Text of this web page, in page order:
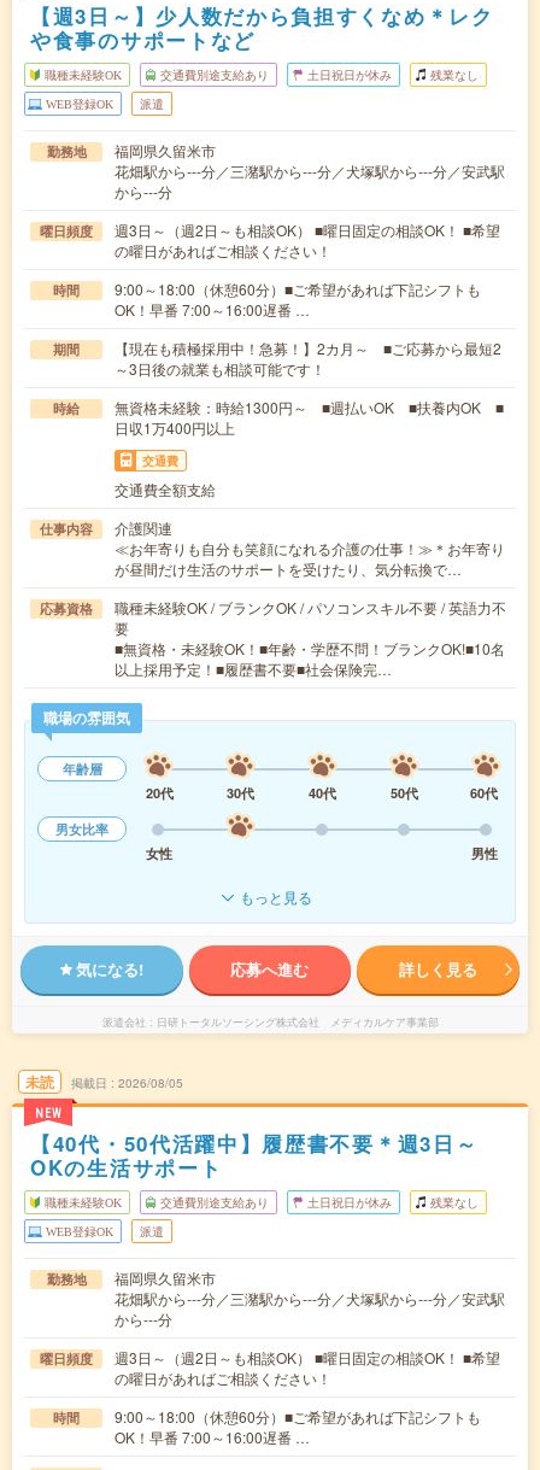
【週3日～】少人数だから負担すくなめ＊レク
や食事のサポートなど
職種未経験OK 交通費別途支給あり 土日祝日が休み 残業なし
WEB登録OK 派遣
勤務地
福岡県久留米市
花畑駅から---分／三潴駅から---分／犬塚駅から---分／安武駅
から---分
曜日頻度
週3日～（週2日～も相談OK） ■曜日固定の相談OK！ ■希望
の曜日があればご相談ください！
時間
9:00～18:00（休憩60分）■ご希望があれば下記シフトも
OK！早番 7:00～16:00遅番 …
期間
【現在も積極採用中！急募！】2カ月～ ■ご応募から最短2
～3日後の就業も相談可能です！
時給
無資格未経験：時給1300円～ ■週払いOK ■扶養内OK ■
日収1万400円以上
交通費
交通費全額支給
仕事内容
介護関連
≪お年寄りも自分も笑顔になれる介護の仕事！≫＊お年寄り
が昼間だけ生活のサポートを受けたり、気分転換で…
応募資格
職種未経験OK / ブランクOK / パソコンスキル不要 / 英語力不
要
■無資格・未経験OK！■年齢・学歴不問！ブランクOK!■10名
以上採用予定！■履歴書不要■社会保険完…
職場の雰囲気
年齢層
20代
30代 40代 50代
60代
男女比率
女性
男性
もっと見る
気になる! 応募へ進む 詳しく見る
派遣会社 日研トータルソーシング株式会社 メディカルケア事業部
未読
NEW
掲載日 2026/08/05
【40代・50代活躍中】履歴書不要＊週3日～
OKの生活サポート
職種未経験OK 交通費別途支給あり 土日祝日が休み 残業なし
WEB登録OK 派遣
勤務地
福岡県久留米市
花畑駅から---分／三潴駅から---分／犬塚駅から---分／安武駅
から---分
曜日頻度
週3日～（週2日～も相談OK） ■曜日固定の相談OK！ ■希望
の曜日があればご相談ください！
時間
9:00～18:00（休憩60分）■ご希望があれば下記シフトも
OK！早番 7:00～16:00遅番 …